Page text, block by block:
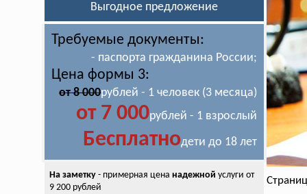
Выгодное предложение
Требуемые документы:
- паспорта гражданина России;
Цена формы 3:
от 8 000рублей - 1 человек (3 месяца)
от 7 000рублей - 1 взрослый
Бесплатнодети до 18 лет
На заметку- примерная цена надежной услуги от
9 200 рублей